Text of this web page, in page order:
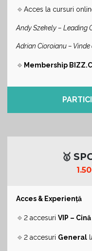
🔹 Acces la cursuri
Andy Szekely – Leading
Adrian Cioroianu – Vinde
🔹 Membership
🥇
Acces & Experiență
🔹 2 accesuri VIP –
🔹 2 accesuri General